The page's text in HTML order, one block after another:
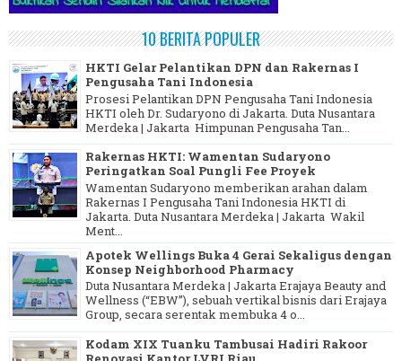
10 BERITA POPULER
HKTI Gelar Pelantikan DPN dan Rakernas I
Pengusaha Tani Indonesia
Prosesi Pelantikan DPN Pengusaha Tani Indonesia
HKTI oleh Dr. Sudaryono di Jakarta. Duta Nusantara
Merdeka | Jakarta Himpunan Pengusaha Tan...
Rakernas HKTI: Wamentan Sudaryono
Peringatkan Soal Pungli Fee Proyek
Wamentan Sudaryono memberikan arahan dalam
Rakernas I Pengusaha Tani Indonesia HKTI di
Jakarta. Duta Nusantara Merdeka | Jakarta Wakil
Ment...
Apotek Wellings Buka 4 Gerai Sekaligus dengan
Konsep Neighborhood Pharmacy
Duta Nusantara Merdeka | Jakarta Erajaya Beauty and
Wellness (“EBW”), sebuah vertikal bisnis dari Erajaya
Group, secara serentak membuka 4 o...
Kodam XIX Tuanku Tambusai Hadiri Rakoor